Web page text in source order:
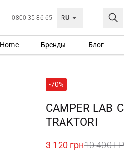
0800 35 86 65 RU
СОЗДАТЬ
Home Бренды Блог
-70%
CAMPER LAB
TRAKTORI
3 120 грн10 400